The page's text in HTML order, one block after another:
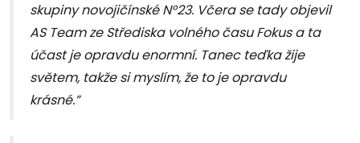
skupiny novojičínské N°23. Včera se tady objevil
AS Team ze Střediska volného času Fokus a ta
účast je opravdu enormní. Tanec teďka žije
světem, takže si myslím, že to je opravdu
krásné.”